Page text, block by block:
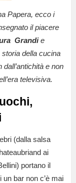
Papera, ecco i
il piacere
Grandie
della cucina
e non
televisiva.
(dalla salsa
ai
portano il
bar non c’è mai